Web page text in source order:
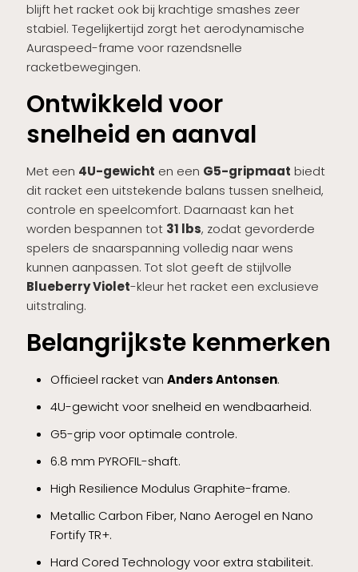
blijft het racket ook bij krachtige smashes zeer
stabiel. Tegelijkertijd zorgt het aerodynamische
Auraspeed-frame voor razendsnelle
racketbewegingen.
Ontwikkeld voor
snelheid en aanval
Met een 4U-gewicht en een G5-gripmaat biedt
dit racket een uitstekende balans tussen snelheid,
controle en speelcomfort. Daarnaast kan het
worden bespannen tot 31 lbs, zodat gevorderde
spelers de snaarspanning volledig naar wens
kunnen aanpassen. Tot slot geeft de stijlvolle
Blueberry Violet-kleur het racket een exclusieve
uitstraling.
Belangrijkste kenmerken
Officieel racket van Anders Antonsen.
4U-gewicht voor snelheid en wendbaarheid.
G5-grip voor optimale controle.
6.8 mm PYROFIL-shaft.
High Resilience Modulus Graphite-frame.
Metallic Carbon Fiber, Nano Aerogel en Nano
Fortify TR+.
Hard Cored Technology voor extra stabiliteit.